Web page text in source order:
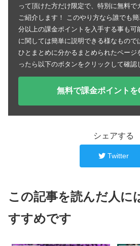
って頂けた方だけ限定で、特別に無料で
ご紹介します！ このやり方なら誰でも
分以上の課金ポイントを入手する事も可
に関しては簡単に説明できる様なもので
ひとまとめに分かるまとめられたページ
ったら以下のボタンをクリックして確認
無料で課金ポイントを
シェアする
Twitter
この記事を読んだ人に
すすめです